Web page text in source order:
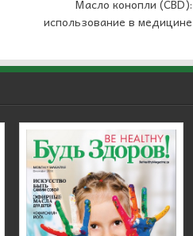
Масло конопли (CBD):
использование в медицине